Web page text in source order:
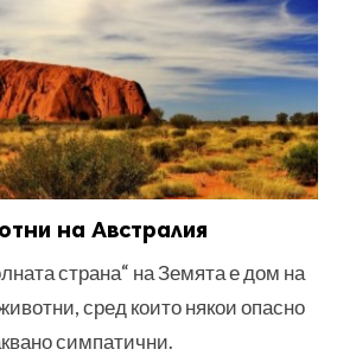
на Австралия
страна“ на Земята е дом на
сред които някои опасно
симпатични.